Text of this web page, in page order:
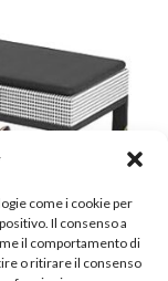
come i cookie per
Il consenso a
il comportamento di
o ritirare il consenso